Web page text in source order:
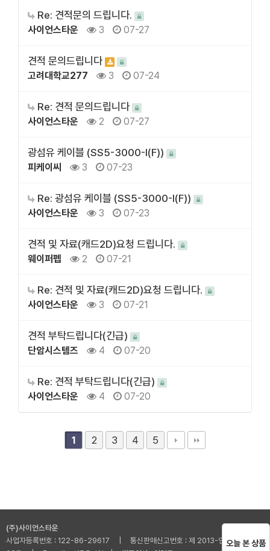
Re: 견적문의 드립니다.
사이언스타운 3 07-27
견적 문의드립니다
고려대학교277 3 07-24
Re: 견적 문의드립니다
사이언스타운 2 07-27
광섬유 케이블 (SS5-3000-I(F))
피케이씨 3 07-23
Re: 광섬유 케이블 (SS5-3000-I(F))
사이언스타운 3 07-23
견적 및 자료(캐드2D)요청 드립니다.
웨이퍼펩 2 07-21
Re: 견적 및 자료(캐드2D)요청 드립니다.
사이언스타운 3 07-21
견적 부탁드립니다(긴급)
단암시스템즈 4 07-20
Re: 견적 부탁드립니다(긴급)
사이언스타운 4 07-20
1 2 3 4 5
(주)사이언스타운
사업자등록번호 : 122-86-29617 | 통신판매신고번호 : 제 2013-인천부평-001
오늘 본 상품